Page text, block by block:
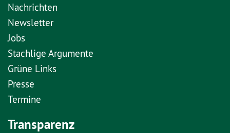
Nachrichten
Newsletter
Jobs
Stachlige Argumente
Grüne Links
Presse
Termine
Transparenz